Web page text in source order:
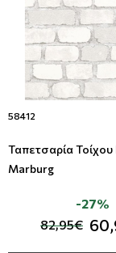
58412
Ταπετσαρία Τοίχου
Marburg
82,95€
-27%